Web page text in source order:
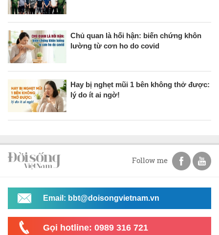
Chủ quan là hối hận: biến chứng khôn
lường từ cơn ho do covid
Hay bị nghẹt mũi 1 bên không thở được:
lý do ít ai ngờ!
Follow me
Email: bbt@doisongvietnam.vn
Gọi hotline: 0989 316 721